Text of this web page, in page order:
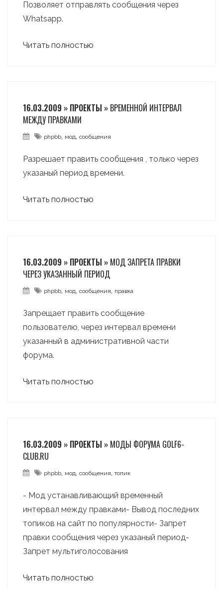
Позволяет отправлять сообщения через
Whatsapp.
Читать полностью
16.03.2009 » ПРОЕКТЫ » ВРЕМЕННОЙ ИНТЕРВАЛ
МЕЖДУ ПРАВКАМИ
phpbb, мод, сообщения
Разрешает править сообщения , только через
указаный период времени.
Читать полностью
16.03.2009 » ПРОЕКТЫ » МОД ЗАПРЕТА ПРАВКИ
ЧЕРЕЗ УКАЗАННЫЙ ПЕРИОД
phpbb, мод, сообщения, правка
Запрещает править сообщение
пользователю, через интервал времени
указанный в административной части
форума.
Читать полностью
16.03.2009 » ПРОЕКТЫ » МОДЫ ФОРУМА GOLF6-
CLUB.RU
phpbb, мод, сообщения, топик
- Мод устанавливающий временный
интервал между правками- Вывод последних
топиков на сайт по популярности- Запрет
правки сообщения через указаный период-
Запрет мультиголосования
Читать полностью